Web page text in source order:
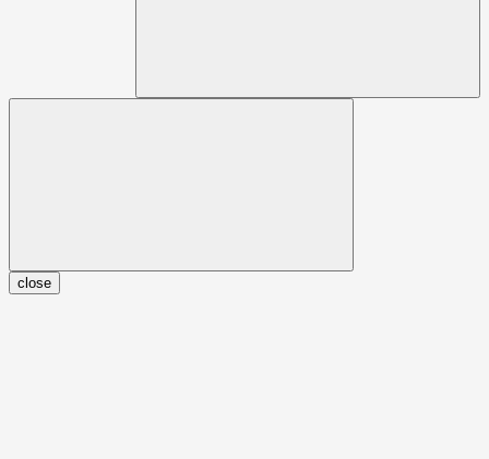
close